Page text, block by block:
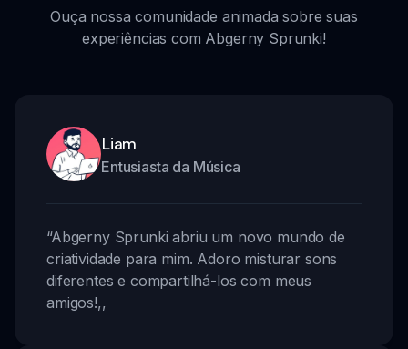
Ouça nossa comunidade animada sobre suas
experiências com Abgerny Sprunki!
Liam
Entusiasta da Música
“Abgerny Sprunki abriu um novo mundo de
criatividade para mim. Adoro misturar sons
diferentes e compartilhá-los com meus
amigos!,,